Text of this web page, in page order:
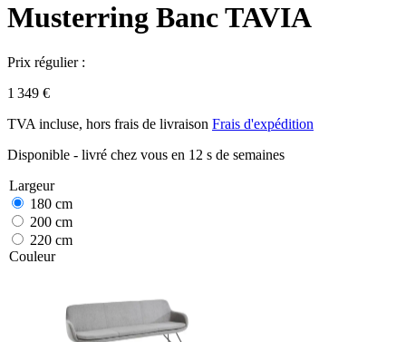
Musterring Banc TAVIA
Prix régulier :
1 349 €
TVA incluse, hors frais de livraison Frais d'expédition
Disponible - livré chez vous en 12 s de semaines
Largeur
180 cm
200 cm
220 cm
Couleur